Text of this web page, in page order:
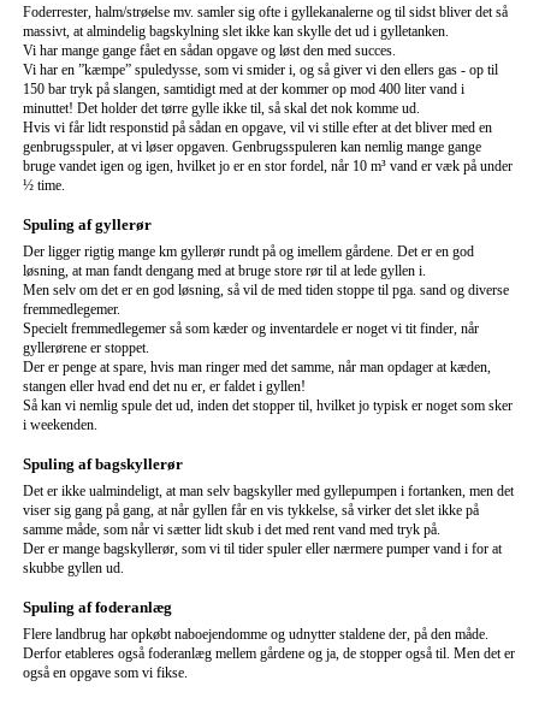
Foderrester, halm/strøelse mv. samler sig ofte i gyllekanalerne og til sidst bliver det så
massivt, at almindelig bagskylning slet ikke kan skylle det ud i gylletanken.
Vi har mange gange fået en sådan opgave og løst den med succes.
Vi har en ”kæmpe” spuledysse, som vi smider i, og så giver vi den ellers gas - op til
150 bar tryk på slangen, samtidigt med at der kommer op mod 400 liter vand i
minuttet! Det holder det tørre gylle ikke til, så skal det nok komme ud.
Hvis vi får lidt responstid på sådan en opgave, vil vi stille efter at det bliver med en
genbrugsspuler, at vi løser opgaven. Genbrugsspuleren kan nemlig mange gange
bruge vandet igen og igen, hvilket jo er en stor fordel, når 10 m³ vand er væk på under
½ time.
Spuling af gyllerør
Der ligger rigtig mange km gyllerør rundt på og imellem gårdene. Det er en god
løsning, at man fandt dengang med at bruge store rør til at lede gyllen i.
Men selv om det er en god løsning, så vil de med tiden stoppe til pga. sand og diverse
fremmedlegemer.
Specielt fremmedlegemer så som kæder og inventardele er noget vi tit finder, når
gyllerørene er stoppet.
Der er penge at spare, hvis man ringer med det samme, når man opdager at kæden,
stangen eller hvad end det nu er, er faldet i gyllen!
Så kan vi nemlig spule det ud, inden det stopper til, hvilket jo typisk er noget som sker
i weekenden.
Spuling af bagskyllerør
Det er ikke ualmindeligt, at man selv bagskyller med gyllepumpen i fortanken, men det
viser sig gang på gang, at når gyllen får en vis tykkelse, så virker det slet ikke på
samme måde, som når vi sætter lidt skub i det med rent vand med tryk på.
Der er mange bagskyllerør, som vi til tider spuler eller nærmere pumper vand i for at
skubbe gyllen ud.
Spuling af foderanlæg
Flere landbrug har opkøbt naboejendomme og udnytter staldene der, på den måde.
Derfor etableres også foderanlæg mellem gårdene og ja, de stopper også til. Men det er
også en opgave som vi fikse.